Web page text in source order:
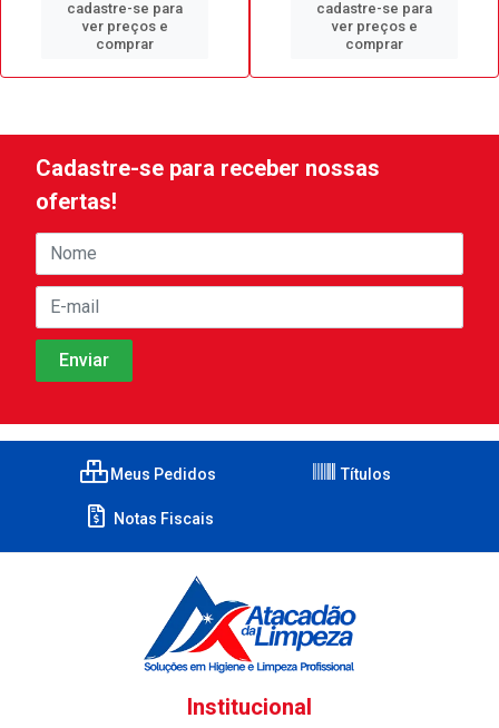
cadastre-se para
ver preços e
comprar
cadastre-se para
ver preços e
comprar
Cadastre-se para receber nossas
ofertas!
Meus Pedidos Títulos
Notas Fiscais
Institucional